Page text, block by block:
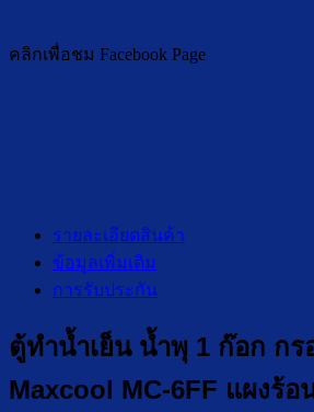
คลิกเพื่อชม Facebook Page
รายละเอียดสินค้า
ข้อมูลเพิ่มเติม
การรับประกัน
ตู้ทำน้ำเย็น น้ำพุ 1 ก๊อก กร
Maxcool MC-6FF แผงร้อ